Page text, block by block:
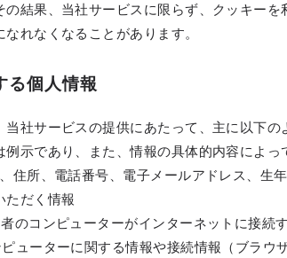
の結果、当社サービスに限らず、クッキー
なれなくなることがあります。
る個人情報
当社サービスの提供にあたって、主に以下
例示であり、また、情報の具体的内容によっ
、住所、電話番号、電子メールアドレス、
ただく情報
者のコンピューターがインターネットに接
ピューターに関する情報や接続情報（ブラ